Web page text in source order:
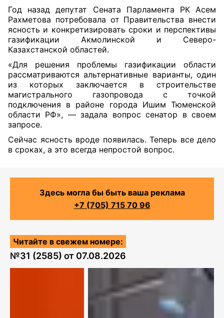
Год назад депутат Сената Парламента РК Асем
Рахметова потребовала от Правительства внести
ясность и конкретизировать сроки и перспективы
газификации Акмолинской и Северо-
Казахстанской областей.
«Для решения проблемы газификации области
рассматриваются альтернативные варианты, один
из которых заключается в строительстве
магистрального газопровода с точкой
подключения в районе города Ишим Тюменской
области РФ», — задала вопрос сенатор в своем
запросе.
Сейчас ясность вроде появилась. Теперь все дело
в сроках, а это всегда непростой вопрос.
Здесь могла бы быть ваша реклама
+7 (705) 715 70 96
Читайте в свежем номере:
№31 (2585) от 07.08.2026